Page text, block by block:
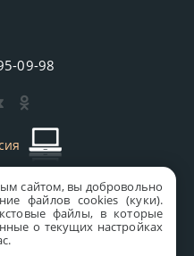
сайтом, вы добровольно
файлов cookies (куки).
файлы, в которые
о текущих настройках
09-98
сайтаMICS
MICS Distribution Company